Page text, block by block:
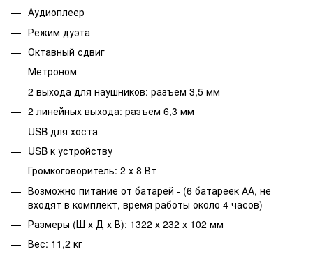
Аудиоплеер
Режим дуэта
Октавный сдвиг
Метроном
2 выхода для наушников: разъем 3,5 мм
2 линейных выхода: разъем 6,3 мм
USB для хоста
USB к устройству
Громкоговоритель: 2 х 8 Вт
Возможно питание от батарей - (6 батареек АА, не
входят в комплект, время работы около 4 часов)
Размеры (Ш х Д х В): 1322 х 232 х 102 мм
Вес: 11,2 кг